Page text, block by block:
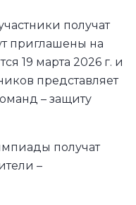
получат
приглашены на
19 марта 2026 г. и
представляет
– защиту
получат
–